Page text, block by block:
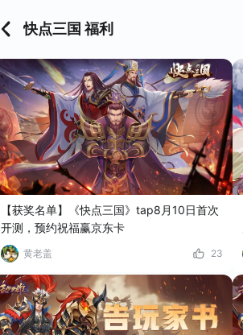
快点三国 福利
【获奖名单】《快点三国》tap8月10日首次
开测，预约祝福赢京东卡
黄老盖 23